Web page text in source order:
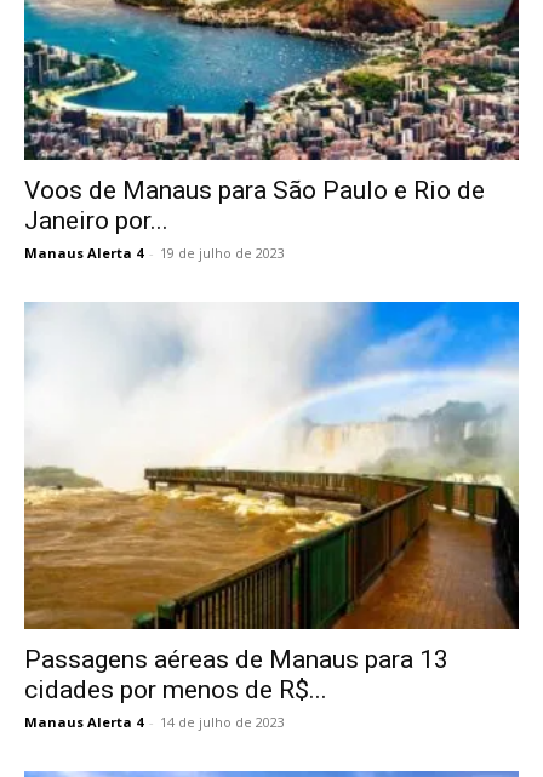
Voos de Manaus para São Paulo e Rio de
Janeiro por...
Manaus Alerta 4 - 19 de julho de 2023
Passagens aéreas de Manaus para 13
cidades por menos de R$...
Manaus Alerta 4 - 14 de julho de 2023